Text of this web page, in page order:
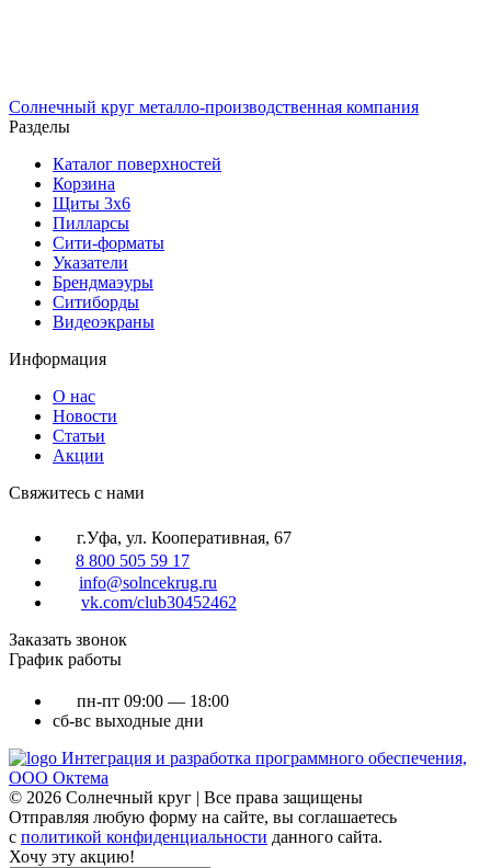
Солнечный круг металло-производственная компания
Разделы
Каталог поверхностей
Корзина
Щиты 3х6
Пилларсы
Сити-форматы
Указатели
Брендмаэуры
Ситиборды
Видеоэкраны
Информация
О нас
Новости
Статьи
Акции
Cвяжитесь с нами
г.Уфа, ул. Кооперативная, 67
8 800 505 59 17
info@solncekrug.ru
vk.com/club30452462
Заказать звонок
График работы
пн-пт 09:00 — 18:00
сб-вс выходные дни
Интеграция и разработка программного обеспечения,
ООО Октема
© 2026 Солнечный круг | Все права защищены
Отправляя любую форму на сайте, вы соглашаетесь
с политикой конфиденциальности данного сайта.
Хочу эту акцию!